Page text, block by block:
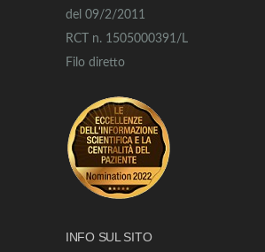
del 09/2/2011
RCT n. 1505000391/L
Filo diretto
INFO SUL SITO